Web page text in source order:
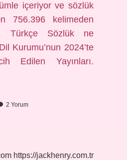
içeriyor ve sözlük
756.396 kelimeden
Türkçe Sözlük ne
Kurumu’nun 2024’te
Edilen Yayınları.
2 Yorum
https://jackhenry.com.tr